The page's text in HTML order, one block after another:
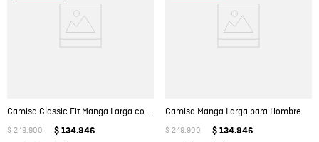
Camisa Classic Fit Manga Larga con Estampado Mini Print para Hombre
$ 249.900 $ 134.946
Camisa Manga Larga para Hombre
$ 249.900 $ 134.946